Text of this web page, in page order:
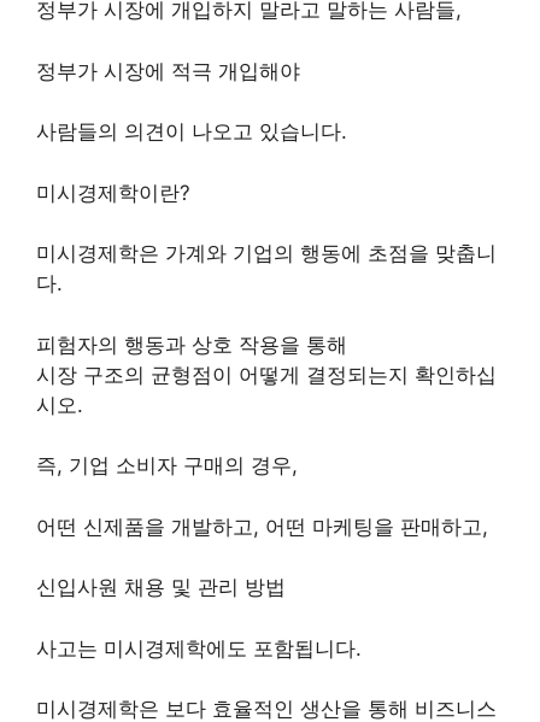
정부가 시장에 개입하지 말라고 말하는 사람들,
정부가 시장에 적극 개입해야
사람들의 의견이 나오고 있습니다.
미시경제학이란?
미시경제학은 가계와 기업의 행동에 초점을 맞춥니
다.
피험자의 행동과 상호 작용을 통해
시장 구조의 균형점이 어떻게 결정되는지 확인하십
시오.
즉, 기업 소비자 구매의 경우,
어떤 신제품을 개발하고, 어떤 마케팅을 판매하고,
신입사원 채용 및 관리 방법
사고는 미시경제학에도 포함됩니다.
미시경제학은 보다 효율적인 생산을 통해 비즈니스